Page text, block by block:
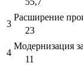
3
Расширение
23
4
Модернизация
11